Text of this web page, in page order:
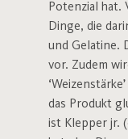
Potenzial hat.
Dinge, die
und Gelatine.
vor. Zudem
das Produkt
ist Klepper jr.